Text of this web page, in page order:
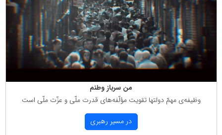
من سرباز وطنم
وظیفه‌ی مهمّ دولتها تقویت مؤلّفه‌های قدرت ملّی و عزّت ملّی است
در مسیر رهبری